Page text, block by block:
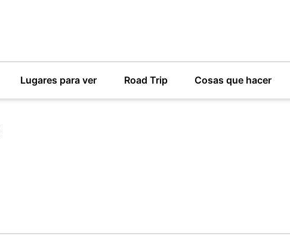
Lugares para ver Road Trip Cosas que hacer